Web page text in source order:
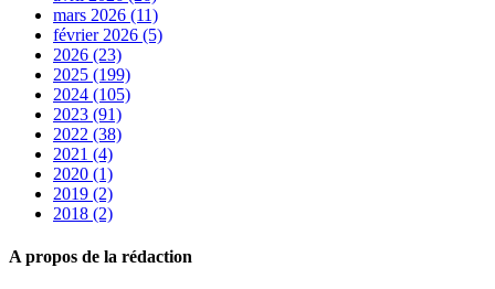
mars 2026 (11)
février 2026 (5)
2026 (23)
2025 (199)
2024 (105)
2023 (91)
2022 (38)
2021 (4)
2020 (1)
2019 (2)
2018 (2)
A propos de la rédaction